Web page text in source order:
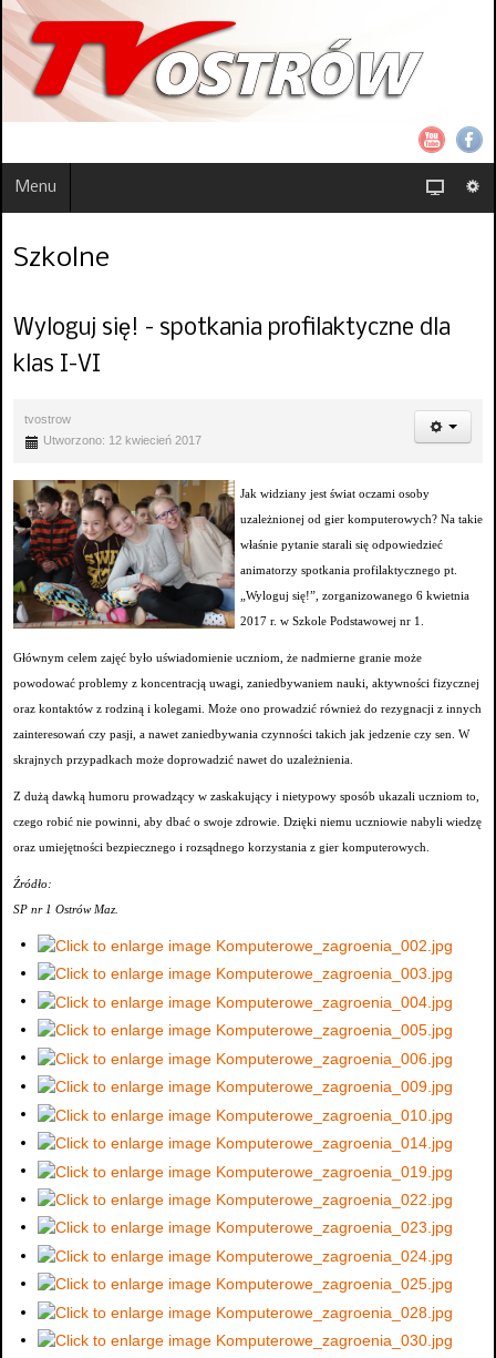
Menu
Szkolne
Wyloguj się! - spotkania profilaktyczne dla
klas I-VI
tvostrow
Utworzono: 12 kwiecień 2017
Jak widziany jest świat oczami osoby
uzależnionej od gier komputerowych? Na takie
właśnie pytanie starali się odpowiedzieć
animatorzy spotkania profilaktycznego pt.
„Wyloguj się!”, zorganizowanego 6 kwietnia
2017 r. w Szkole Podstawowej nr 1.
Głównym celem zajęć było uświadomienie uczniom, że nadmierne granie może
powodować problemy z koncentracją uwagi, zaniedbywaniem nauki, aktywności fizycznej
oraz kontaktów z rodziną i kolegami. Może ono prowadzić również do rezygnacji z innych
zainteresowań czy pasji, a nawet zaniedbywania czynności takich jak jedzenie czy sen. W
skrajnych przypadkach może doprowadzić nawet do uzależnienia.
Z dużą dawką humoru prowadzący w zaskakujący i nietypowy sposób ukazali uczniom to,
czego robić nie powinni, aby dbać o swoje zdrowie. Dzięki niemu uczniowie nabyli wiedzę
oraz umiejętności bezpiecznego i rozsądnego korzystania z gier komputerowych.
Źródło:
SP nr 1 Ostrów Maz.